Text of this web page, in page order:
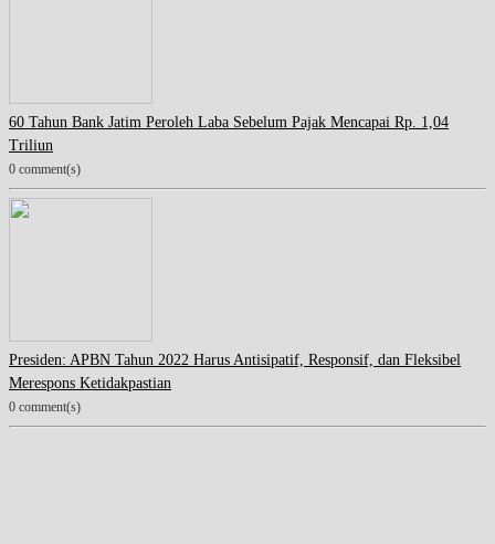
60 Tahun Bank Jatim Peroleh Laba Sebelum Pajak Mencapai Rp. 1,04
Triliun
0 comment(s)
Presiden: APBN Tahun 2022 Harus Antisipatif, Responsif, dan Fleksibel
Merespons Ketidakpastian
0 comment(s)